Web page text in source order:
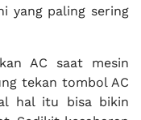
yang paling sering
AC saat mesin
tekan tombol AC
hal itu bisa bikin